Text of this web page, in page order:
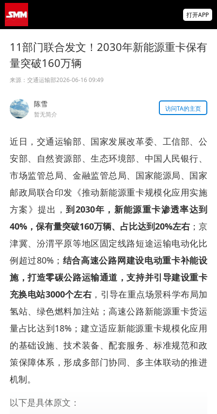
霍尔木兹海峡，重磅利好！“预计很快能达成
协议，美国届时解除封锁”！金银油齐涨！
打开APP
11部门联合发文！2030年新能源重卡保有
量突破160万辆
来源： 交通运输部2026-06-16 09:49
陈雪
暂无简介
访问TA的主页
近日，交通运输部、国家发展改革委、工信部、公
安部、自然资源部、生态环境部、中国人民银行、
市场监管总局、金融监管总局、国家能源局、国家
邮政局联合印发《推动新能源重卡规模化应用实施
方案》提出，到2030年，新能源重卡渗透率达到
40%，保有量突破160万辆、占比达到20%左右 ；京
津冀、汾渭平原等地区固定线路短途运输电动化比
例超过80%； 结合高速公路网建设电动重卡补能设
施，打造零碳公路运输通道，支持并引导建设重卡
充换电站3000个左右 ，引导在重点场景科学布局加
氢站、绿色燃料加注站；高速公路新能源重卡货运
量占比达到18%；建立适应新能源重卡规模化应用
的基础设施、技术装备、配套服务、标准规范和政
策保障体系，形成多部门协同、多主体联动的推进
机制。
以下是具体原文：